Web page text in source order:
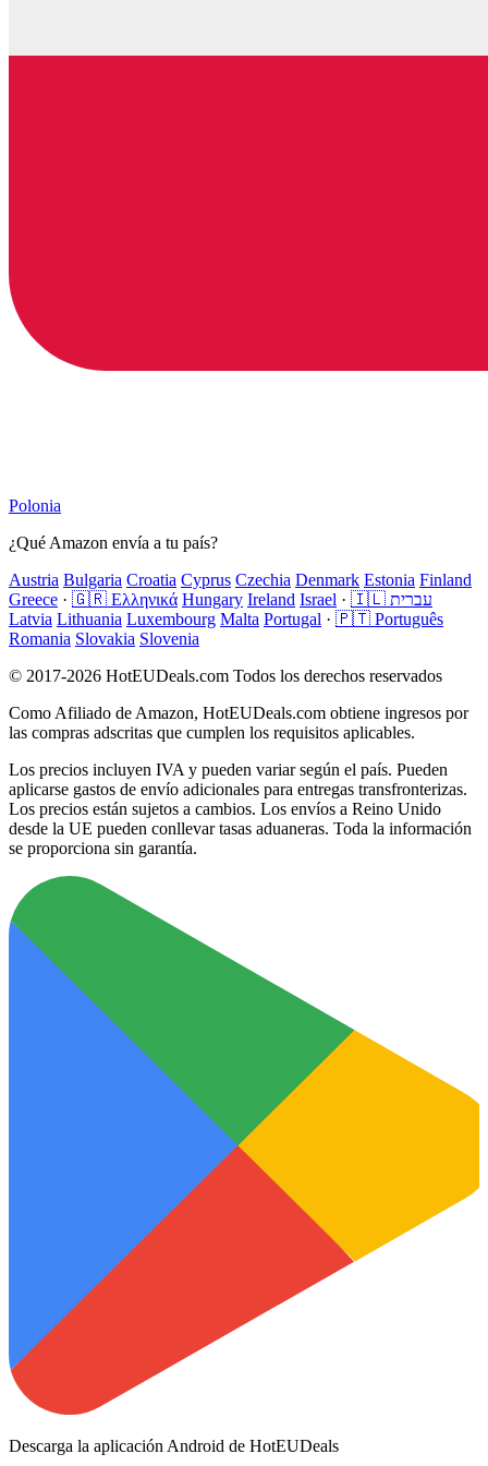
Polonia
¿Qué Amazon envía a tu país?
Austria Bulgaria Croatia Cyprus Czechia Denmark Estonia Finland
Greece · 🇬🇷 Ελληνικά Hungary Ireland Israel ·
🇮🇱 עברית
Latvia Lithuania Luxembourg Malta Portugal · 🇵🇹 Português
Romania Slovakia Slovenia
© 2017-2026 HotEUDeals.com Todos los derechos reservados
Como Afiliado de Amazon, HotEUDeals.com obtiene ingresos por
las compras adscritas que cumplen los requisitos aplicables.
Los precios incluyen IVA y pueden variar según el país. Pueden
aplicarse gastos de envío adicionales para entregas transfronterizas.
Los precios están sujetos a cambios. Los envíos a Reino Unido
desde la UE pueden conllevar tasas aduaneras. Toda la información
se proporciona sin garantía.
Descarga la aplicación Android de HotEUDeals